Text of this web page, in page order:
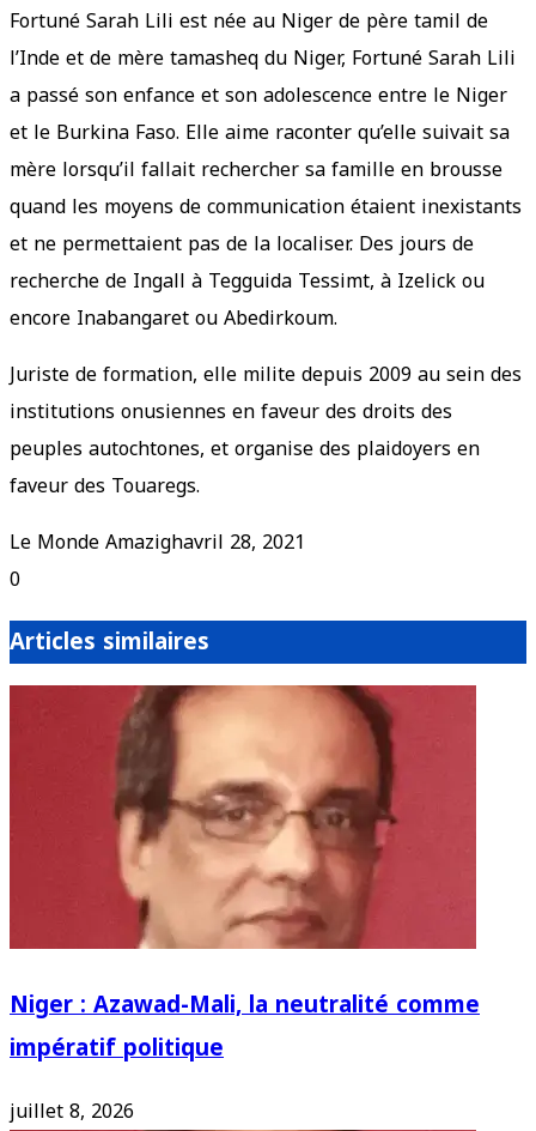
Fortuné Sarah Lili est née au Niger de père tamil de
l’Inde et de mère tamasheq du Niger, Fortuné Sarah Lili
a passé son enfance et son adolescence entre le Niger
et le Burkina Faso. Elle aime raconter qu’elle suivait sa
mère lorsqu’il fallait rechercher sa famille en brousse
quand les moyens de communication étaient inexistants
et ne permettaient pas de la localiser. Des jours de
recherche de Ingall à Tegguida Tessimt, à Izelick ou
encore Inabangaret ou Abedirkoum.
Juriste de formation, elle milite depuis 2009 au sein des
institutions onusiennes en faveur des droits des
peuples autochtones, et organise des plaidoyers en
faveur des Touaregs.
Le Monde Amazighavril 28, 2021
0
Articles similaires
Niger : Azawad-Mali, la neutralité comme
impératif politique
juillet 8, 2026